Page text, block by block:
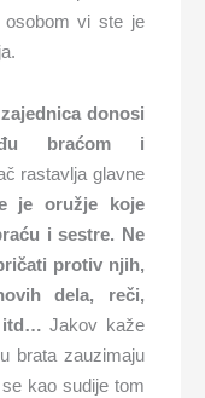
vi ste je
donosi
braćom i
rastavlja glavne
je oružje koje
i sestre. Ne
protiv njih,
dela, reči,
itd… Jakov kaže
brata zauzimaju
kao sudije tom